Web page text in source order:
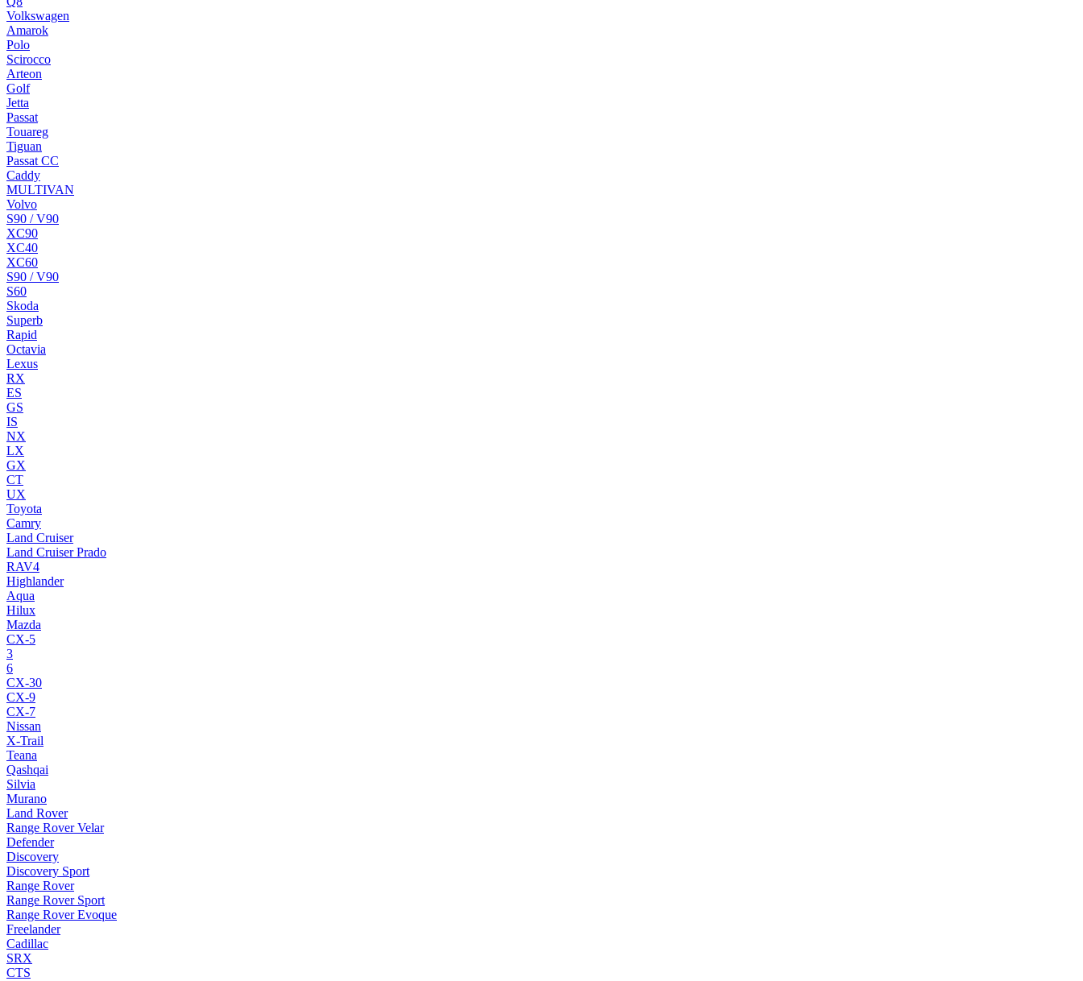
Volkswagen
Amarok
Polo
Scirocco
Arteon
Golf
Jetta
Passat
Touareg
Tiguan
Passat CC
Caddy
MULTIVAN
Volvo
S90 / V90
XC90
XC40
XC60
S90 / V90
S60
Skoda
Superb
Rapid
Octavia
Lexus
RX
ES
GS
IS
NX
LX
GX
CT
UX
Toyota
Camry
Land Cruiser
Land Cruiser Prado
RAV4
Highlander
Aqua
Hilux
Mazda
CX-5
3
6
CX-30
CX-9
CX-7
Nissan
X-Trail
Teana
Qashqai
Silvia
Murano
Land Rover
Range Rover Velar
Defender
Discovery
Discovery Sport
Range Rover
Range Rover Sport
Range Rover Evoque
Freelander
Cadillac
SRX
CTS